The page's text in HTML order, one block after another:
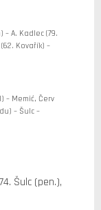
A. Kadlec (79.
Kovařík) –
– Memić, Červ
– Šulc –
Šulc (pen.),